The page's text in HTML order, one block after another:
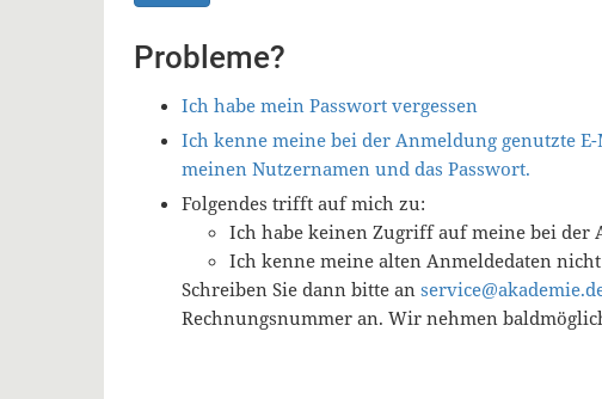
Probleme?
Ich habe mein Passwort vergessen
Ich kenne meine bei der Anmeldung genutzte
meinen Nutzernamen und das Passwort.
Folgendes trifft auf mich zu:
Ich habe keinen Zugriff auf meine bei der
Ich kenne meine alten Anmeldedaten
Schreiben Sie dann bitte an
Rechnungsnummer an. Wir nehmen